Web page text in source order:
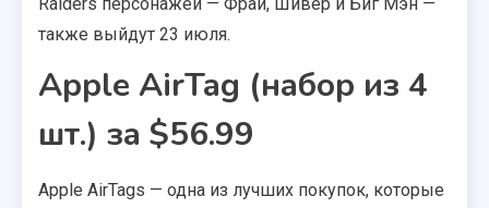
также выйдут 23 июля.
Apple AirTag (набор из 4
шт.) за $56.99
Apple AirTags — одна из лучших покупок, которые